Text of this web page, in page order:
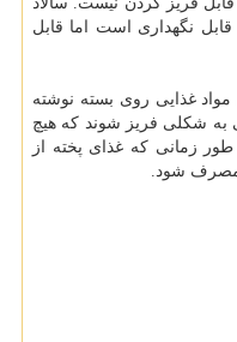
نگهداری است اما قابل
مواد غذایی روی بسته نوشته
به شکلی فریز شوند که هیچ
زمانی که غذای پخته از
مصرف شود.